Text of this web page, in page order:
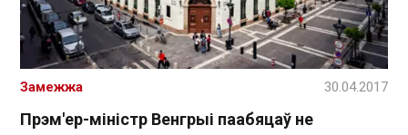
Прэм'ер-міністр Венгрыі паабяцаў не
Замежжа 30.04.2017